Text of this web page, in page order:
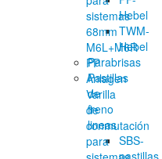
Hebel
TWM-
Hebel
Parabrisas
Pastillas
de
freno
lineas
SBS-
pastillas
Varilla
de
conmutación
para